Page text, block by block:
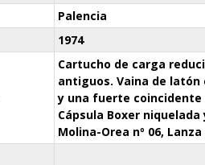
Palencia
1974
Cartucho de carga
antiguos. Vaina de
y una fuerte coincidente
Cápsula Boxer
Molina-Orea nº 06, Lanza